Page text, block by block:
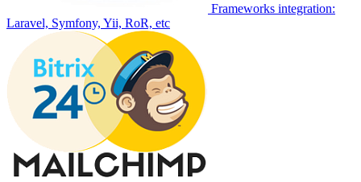
Frameworks integration:
Laravel, Symfony, Yii, RoR, etc